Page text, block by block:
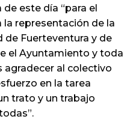
este día “para el
representación de la
de Fuerteventura y de
el Ayuntamiento y toda
agradecer al colectivo
en la tarea
trato y un trabajo